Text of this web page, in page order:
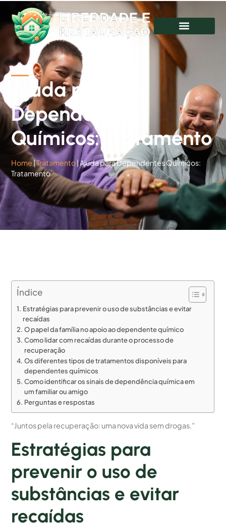
Ajuda para
Dependentes
Químicos: Tratamento
Home|Tratamento|Ajuda para Dependentes Químicos:
Tratamento
Índice
Estratégias para prevenir o uso de substâncias e evitar
recaídas
O papel da família no apoio ao dependente químico
Como lidar com recaídas durante o processo de
recuperação
Os diferentes tipos de tratamentos disponíveis para
dependentes químicos
Como identificar os sinais de dependência química em
um familiar ou amigo
Perguntas e respostas
“Juntos pela recuperação: uma nova vida sem drogas.”
Estratégias para
prevenir o uso de
substâncias e evitar
recaídas